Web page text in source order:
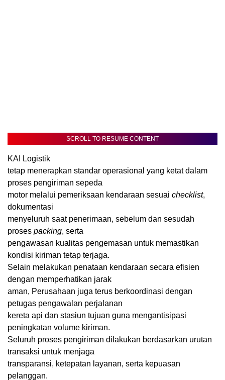
SCROLL TO RESUME CONTENT
KAI Logistik
tetap menerapkan standar operasional yang ketat dalam
proses pengiriman sepeda
motor melalui pemeriksaan kendaraan sesuai checklist,
dokumentasi
menyeluruh saat penerimaan, sebelum dan sesudah
proses packing, serta
pengawasan kualitas pengemasan untuk memastikan
kondisi kiriman tetap terjaga.
Selain melakukan penataan kendaraan secara efisien
dengan memperhatikan jarak
aman, Perusahaan juga terus berkoordinasi dengan
petugas pengawalan perjalanan
kereta api dan stasiun tujuan guna mengantisipasi
peningkatan volume kiriman.
Seluruh proses pengiriman dilakukan berdasarkan urutan
transaksi untuk menjaga
transparansi, ketepatan layanan, serta kepuasan
pelanggan.